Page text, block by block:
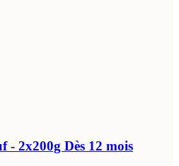
- 2x200g Dès 12 mois